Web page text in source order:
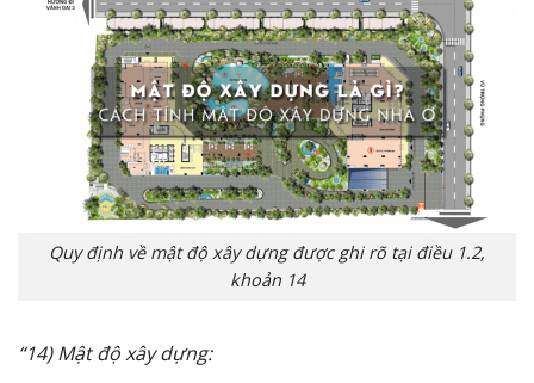
Quy định về mật độ xây dựng được ghi rõ tại điều 1.2,
khoản 14
“14) Mật độ xây dựng: